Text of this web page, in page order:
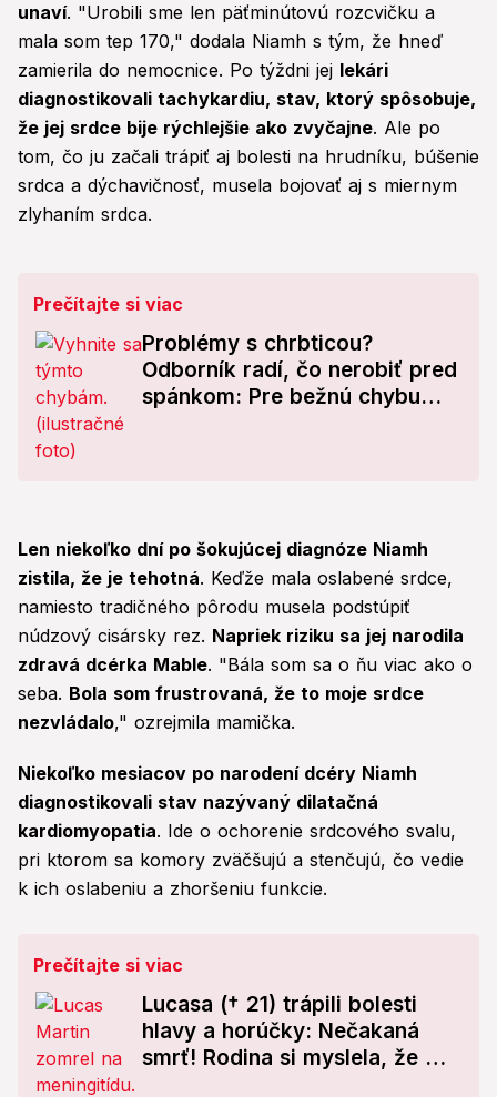
unaví. "Urobili sme len päťminútovú rozcvičku a
mala som tep 170," dodala Niamh s tým, že hneď
zamierila do nemocnice. Po týždni jej lekári
diagnostikovali tachykardiu, stav, ktorý spôsobuje,
že jej srdce bije rýchlejšie ako zvyčajne. Ale po
tom, čo ju začali trápiť aj bolesti na hrudníku, búšenie
srdca a dýchavičnosť, musela bojovať aj s miernym
zlyhaním srdca.
Prečítajte si viac
Problémy s chrbticou?
Odborník radí, čo nerobiť pred
spánkom: Pre bežnú chybu
Len niekoľko dní po šokujúcej diagnóze Niamh
zistila, že je tehotná. Keďže mala oslabené srdce,
namiesto tradičného pôrodu musela podstúpiť
núdzový cisársky rez. Napriek riziku sa jej narodila
zdravá dcérka Mable. "Bála som sa o ňu viac ako o
seba. Bola som frustrovaná, že to moje srdce
nezvládalo," ozrejmila mamička.
Niekoľko mesiacov po narodení dcéry Niamh
diagnostikovali stav nazývaný dilatačná
kardiomyopatia. Ide o ochorenie srdcového svalu,
pri ktorom sa komory zväčšujú a stenčujú, čo vedie
k ich oslabeniu a zhoršeniu funkcie.
Prečítajte si viac
Lucasa († 21) trápili bolesti
hlavy a horúčky: Nečakaná
smrť! Rodina si myslela, že má